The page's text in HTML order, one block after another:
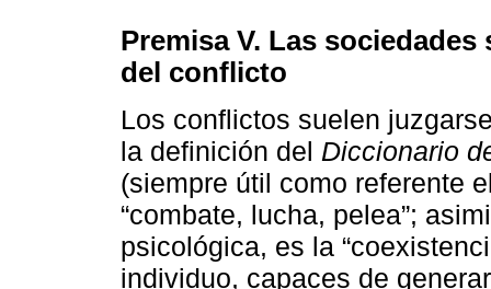
Premisa V. Las
del conflicto
Los conflictos suelen
la definición del Diccionario
(siempre útil como referente
“combate, lucha, pelea”;
psicológica, es la
individuo, capaces de